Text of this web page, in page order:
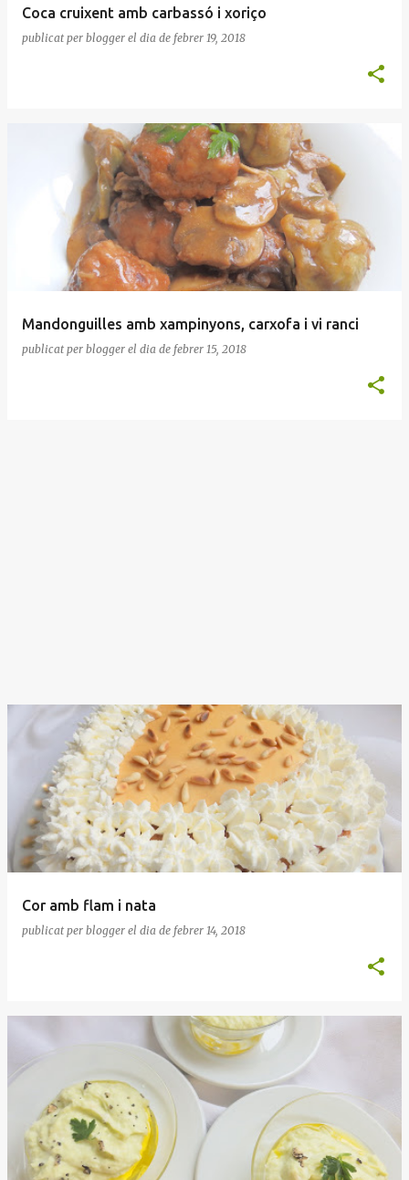
Coca cruixent amb carbassó i xoriço
publicat per blogger el dia de febrer 19, 2018
Mandonguilles amb xampinyons, carxofa i vi ranci
publicat per blogger el dia de febrer 15, 2018
Cor amb flam i nata
publicat per blogger el dia de febrer 14, 2018